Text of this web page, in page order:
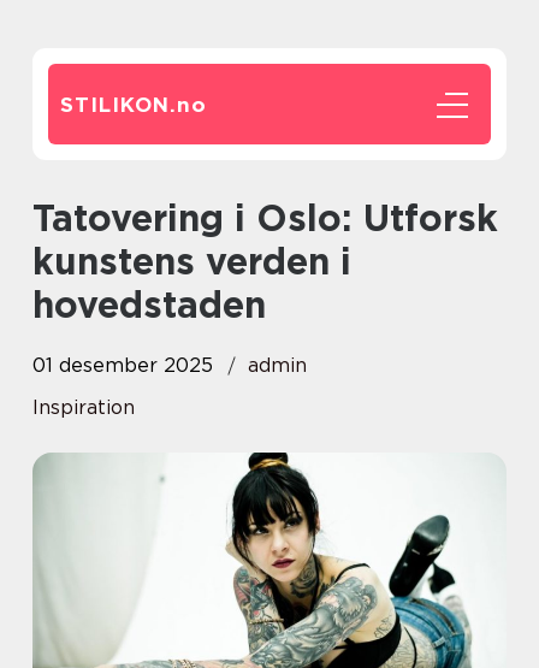
STILIKON.no
Tatovering i Oslo: Utforsk
kunstens verden i
hovedstaden
01 desember 2025
admin
Inspiration